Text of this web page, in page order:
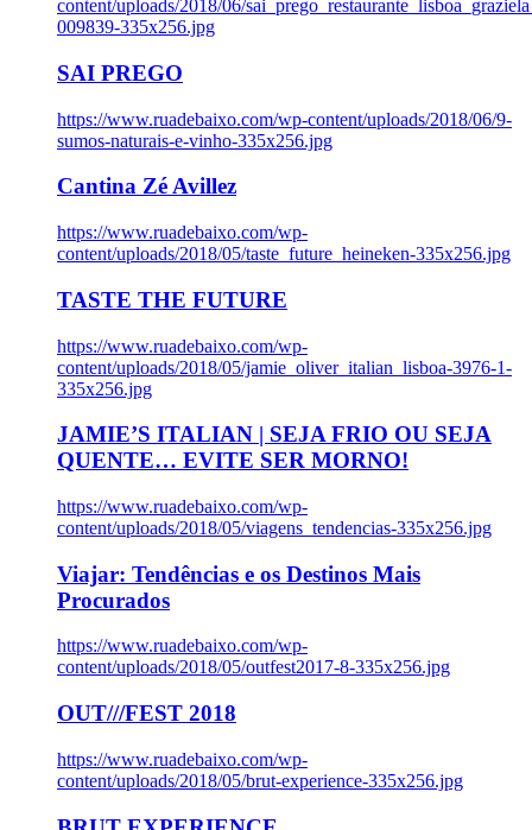
content/uploads/2018/06/
009839-335x256.jpg
SAI PREGO
https://www.ruadebaixo.com/wp-content/uploads/2018/06/9-
sumos-naturais-e-vinho-335x256.jpg
Cantina Zé Avillez
https://www.ruadebaixo.com/wp-
content/uploads/2018/05/taste_future_heineken-335x256.jpg
TASTE THE FUTURE
https://www.ruadebaixo.com/wp-
content/uploads/2018/05/jamie_oliver_italian_lisboa-3976-1-
335x256.jpg
JAMIE’S ITALIAN | SEJA FRIO OU SEJA
QUENTE… EVITE SER MORNO!
https://www.ruadebaixo.com/wp-
content/uploads/2018/05/viagens_tendencias-335x256.jpg
Viajar: Tendências e os Destinos Mais
Procurados
https://www.ruadebaixo.com/wp-
content/uploads/2018/05/outfest2017-8-335x256.jpg
OUT///FEST 2018
https://www.ruadebaixo.com/wp-
content/uploads/2018/05/brut-experience-335x256.jpg